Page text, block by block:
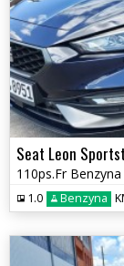
Seat Leon
1.0 Benzyna